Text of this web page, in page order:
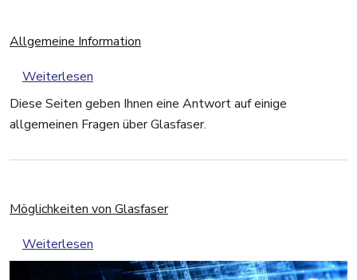
Allgemeine Information
Weiterlesen
Diese Seiten geben Ihnen eine Antwort auf einige
allgemeinen Fragen über Glasfaser.
Möglichkeiten von Glasfaser
Weiterlesen